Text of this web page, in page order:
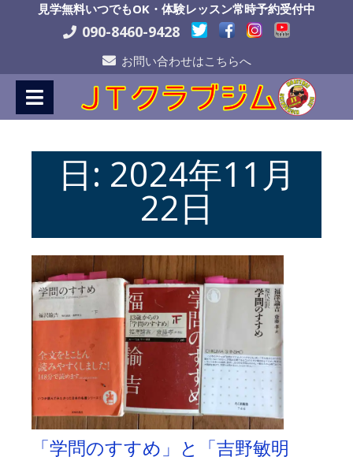
見学無料いつでもOK・体験レッスン常時予約受付中
090-8460-9428
お問い合わせはこちらへ
日: 2024年11月
22日
「学問のすすめ」と「吉野敏明